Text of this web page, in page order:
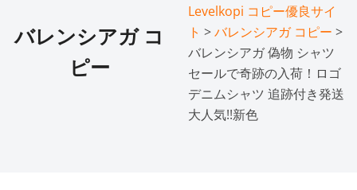
バレンシアガ コ
ピー
Levelkopi コピー優良サイ
ト >バレンシアガ コピー >
バレンシアガ 偽物 シャツ
セールで奇跡の入荷！ロゴ
デニムシャツ 追跡付き発送
大人気!!新色